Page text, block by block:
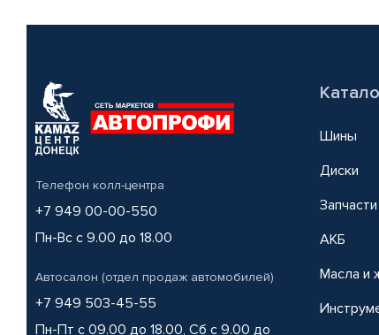
Телефон колл-центра
+7 949 00-00-550
Пн-Вс с 9.00 до 18.00
Автосалон (отдел продаж автомобилей)
+7 949 503-45-55
Пн-Пт с 09.00 до 18.00, Сб с 9.00 до
Шины
Диски
Запчасти
АКБ
Масла и